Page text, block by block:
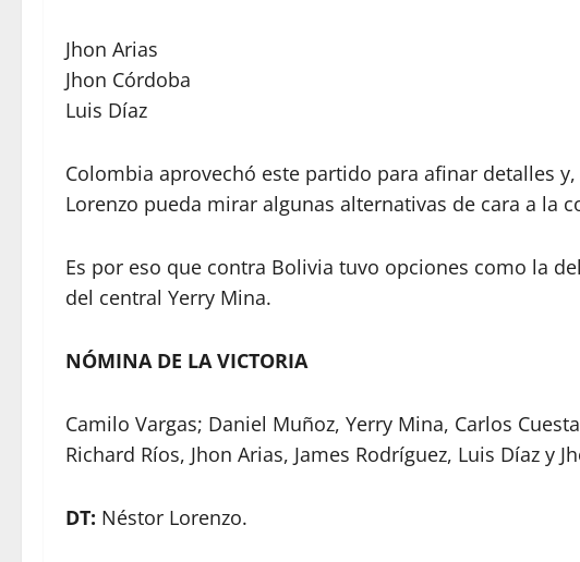
Jhon Arias
Jhon Córdoba
Luis Díaz
Colombia aprovechó este partido para afinar detalles
Lorenzo pueda mirar algunas alternativas de cara a la
Es por eso que contra Bolivia tuvo opciones como la
del central Yerry Mina.
NÓMINA DE LA VICTORIA
Camilo Vargas; Daniel Muñoz, Yerry Mina, Carlos
Richard Ríos, Jhon Arias, James Rodríguez, Luis Díaz y
DT: Néstor Lorenzo.